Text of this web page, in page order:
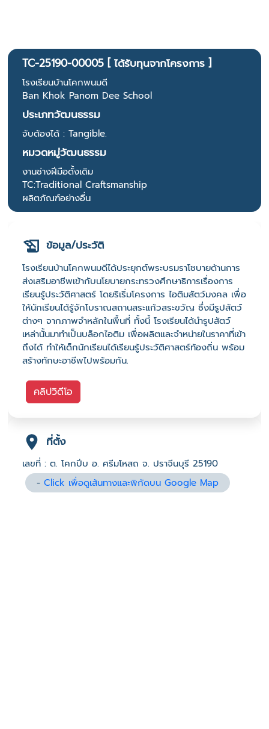
TC-25190-00005 [ ได้รับทุนจากโครงการ ]
โรงเรียนบ้านโคกพนมดี
Ban Khok Panom Dee School
ประเภทวัฒนธรรม
จับต้องได้ : Tangible.
หมวดหมู่วัฒนธรรม
งานช่างฝีมือดั้งเดิม
TC:Traditional Craftsmanship
ผลิตภัณฑ์อย่างอื่น
ข้อมูล/ประวัติ
โรงเรียนบ้านโคกพนมดีได้ประยุกต์พระบรมราโชบายด้านการ
ส่งเสริมอาชีพเข้ากับนโยบายกระทรวงศึกษาธิการเรื่องการ
เรียนรู้ประวัติศาสตร์ โดยริเริ่มโครงการ ไอติมสัตว์มงคล เพื่อ
ให้นักเรียนได้รู้จักโบราณสถานสระแก้วสระขวัญ ซึ่งมีรูปสัตว์
ต่างๆ จากภาพจำหลักในพื้นที่ ทั้งนี้ โรงเรียนได้นำรูปสัตว์
เหล่านั้นมาทำเป็นบล็อกไอติม เพื่อผลิตและจำหน่ายในราคาที่เข้า
ถึงได้ ทำให้เด็กนักเรียนได้เรียนรู้ประวัติศาสตร์ท้องถิ่น พร้อม
สร้างทักษะอาชีพไปพร้อมกัน.
คลิปวิดีโอ
ที่ตั้ง
เลขที่ : ต. โคกปีบ อ. ศรีมโหสถ จ. ปราจีนบุรี 25190
-Click เพื่อดูเส้นทางและพิกัดบน Google Map